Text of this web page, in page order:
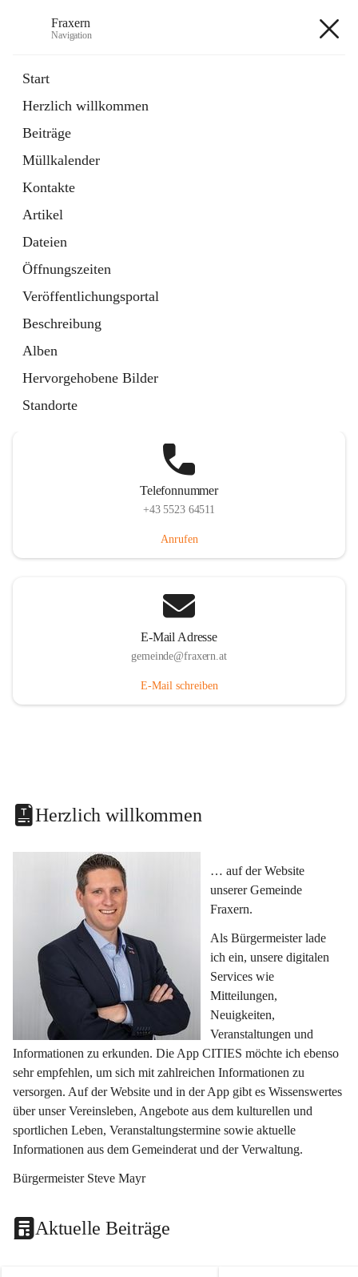
Fraxern
Navigation
Start
Herzlich willkommen
Beiträge
Müllkalender
Kontakte
Artikel
Dateien
Öffnungszeiten
Veröffentlichungsportal
Beschreibung
Alben
Hervorgehobene Bilder
Standorte
Ordner
in
Tab
Formulare
Artikel
öffnet
in
neuem
Tab
Telefonnummer
+43 5523 64511
Anrufen
E-Mail Adresse
gemeinde@fraxern.at
E-Mail schreiben
Herzlich willkommen
… auf der Website
unserer Gemeinde
Fraxern.
Als Bürgermeister lade
ich ein, unsere digitalen
Services wie
Mitteilungen,
Neuigkeiten,
Veranstaltungen und
Informationen zu erkunden. Die App CITIES möchte ich ebenso
sehr empfehlen, um sich mit zahlreichen Informationen zu
versorgen. Auf der Website und in der App gibt es Wissenswertes
über unser Vereinsleben, Angebote aus dem kulturellen und
sportlichen Leben, Veranstaltungstermine sowie aktuelle
Informationen aus dem Gemeinderat und der Verwaltung.
Bürgermeister Steve Mayr
Aktuelle Beiträge